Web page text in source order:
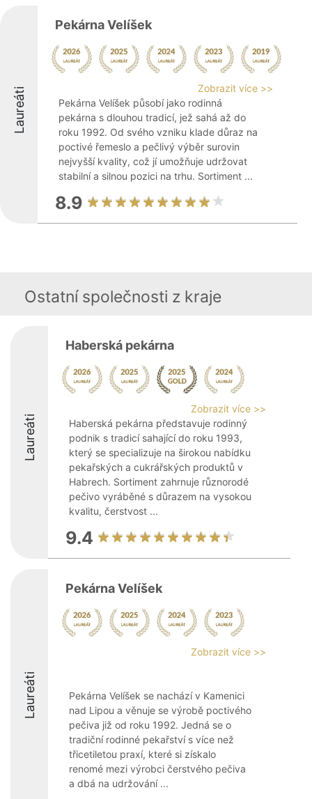
Laureáti
Pekárna Velíšek
Zobrazit více >>
Pekárna Velíšek působí jako rodinná
pekárna s dlouhou tradicí, jež sahá až do
roku 1992. Od svého vzniku klade důraz na
poctivé řemeslo a pečlivý výběr surovin
nejvyšší kvality, což jí umožňuje udržovat
stabilní a silnou pozici na trhu. Sortiment ...
8.9
Ostatní společnosti z kraje
Laureáti
Haberská pekárna
Zobrazit více >>
Haberská pekárna představuje rodinný
podnik s tradicí sahající do roku 1993,
který se specializuje na širokou nabídku
pekařských a cukrářských produktů v
Habrech. Sortiment zahrnuje různorodé
pečivo vyráběné s důrazem na vysokou
kvalitu, čerstvost ...
9.4
Laureáti
Pekárna Velíšek
Zobrazit více >>
Pekárna Velíšek se nachází v Kamenici
nad Lipou a věnuje se výrobě poctivého
pečiva již od roku 1992. Jedná se o
tradiční rodinné pekařství s více než
třicetiletou praxí, které si získalo
renomé mezi výrobci čerstvého pečiva
a dbá na udržování ...